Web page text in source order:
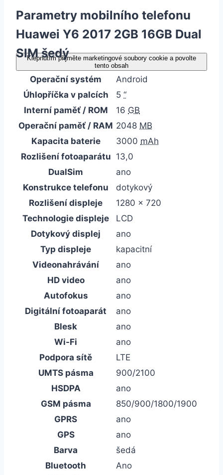
Klepnutím přijměte marketingové soubory cookie a povolte
tento obsah
Parametry mobilního telefonu
Huawei Y6 2017 2GB 16GB Dual
SIM šedý
Operační systém
Android
Úhlopříčka v palcích
5 “
Interní paměť / ROM
16 GB
Operační paměť / RAM 2048 MB
Kapacita baterie
3000 mAh
Rozlišení fotoaparátu 13,0
DualSim
ano
Konstrukce telefonu
dotykový
Rozlišení displeje
1280 x 720
Technologie displeje
LCD
Dotykový displej
ano
Typ displeje
kapacitní
Videonahrávání
ano
HD video
ano
Autofokus
ano
Digitální fotoaparát
ano
Blesk
ano
Wi-Fi
ano
Podpora sítě
LTE
UMTS pásma
900/2100
HSDPA
ano
GSM pásma
850/900/1800/1900
GPRS
ano
GPS
ano
Barva
šedá
Bluetooth
Ano